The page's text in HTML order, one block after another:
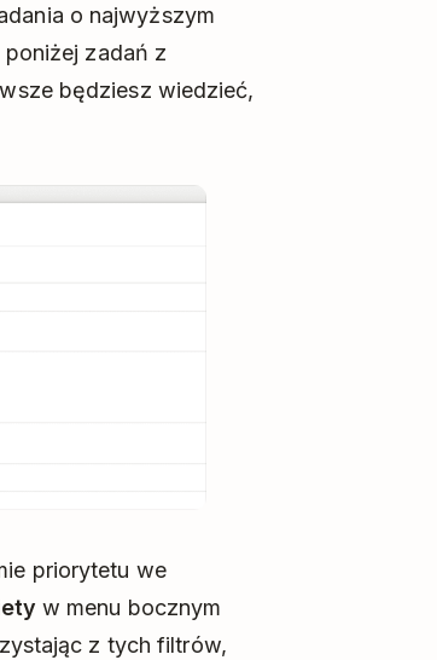
o najwyższym
poniżej zadań z
będziesz wiedzieć,
priorytetu we
w menu bocznym
z tych filtrów,